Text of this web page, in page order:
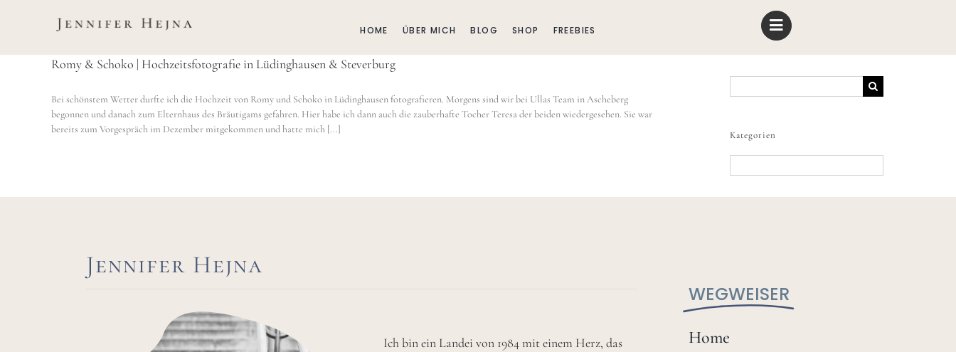
HOME ÜBER MICH BLOG SHOP FREEBIES
Romy & Schoko | Hochzeitsfotografie in Lüdinghausen & Steverburg
Bei schönstem Wetter durfte ich die Hochzeit von Romy und Schoko in Lüdinghausen fotografieren. Morgens sind wir bei Ullas Team in Ascheberg
begonnen und danach zum Elternhaus des Bräutigams gefahren. Hier habe ich dann auch die zauberhafte Tocher Teresa der beiden wiedergesehen. Sie war
bereits zum Vorgespräch im Dezember mitgekommen und hatte mich [...]
nach:
Kategorien
Jennifer Hejna
Ich bin ein Landei von 1984 mit einem Herz, das
WEGWEISER
Home